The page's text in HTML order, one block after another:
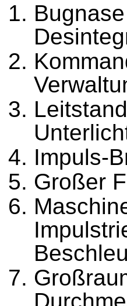
Impuls-
Großer